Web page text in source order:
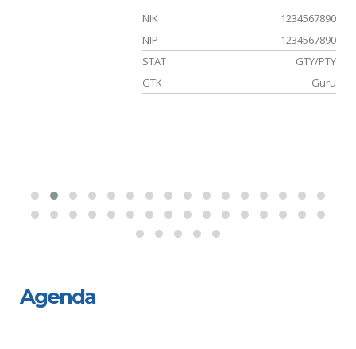
NIK
1234567890
NIP
1234567890
STAT
GTY/PTY
GTK
Guru
Agenda